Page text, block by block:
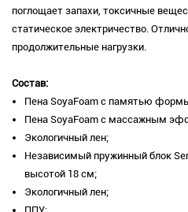
поглощает запахи, токсичные
статическое электричество.
продолжительные нагрузки.
Состав:
Пена SoyaFoam с памятью
Пена SoyaFoam с массажным
Экологичный лен;
Независимый пружинный блок
высотой 18 см;
Экологичный лен;